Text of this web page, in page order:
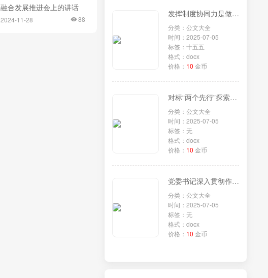
融合发展推进会上的讲话
2024-11-28 88
发挥制度协同力是做好“十五五”规划的重要原则
分类：公文大全
时间：2025-07-05
标签：十五五
格式：docx
价格： 10 金币
对标“两个先行”探索绿色低碳共富示范样本——助力全省打造生态文明高地的湖州实践
分类：公文大全
时间：2025-07-05
标签：无
格式：docx
价格： 10 金币
党委书记深入贯彻作风建设专题访谈材料
分类：公文大全
时间：2025-07-05
标签：无
格式：docx
价格： 10 金币